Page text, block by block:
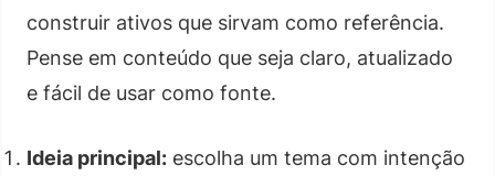
construir ativos que sirvam como referência.
Pense em conteúdo que seja claro, atualizado
e fácil de usar como fonte.
Ideia principal: escolha um tema com intenção